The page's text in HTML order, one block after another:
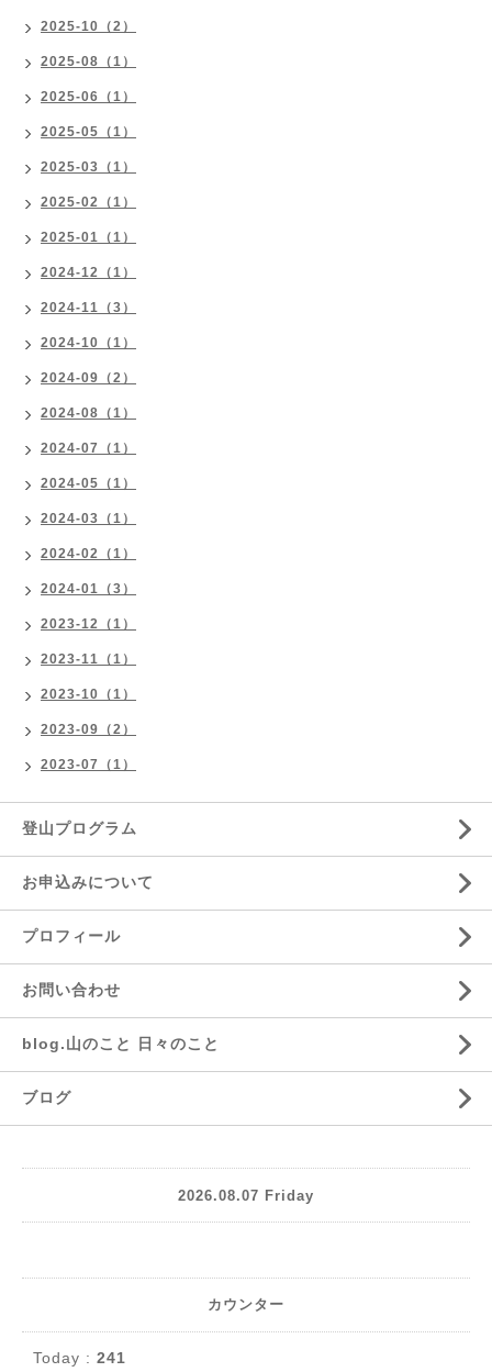
2025-10（2）
2025-08（1）
2025-06（1）
2025-05（1）
2025-03（1）
2025-02（1）
2025-01（1）
2024-12（1）
2024-11（3）
2024-10（1）
2024-09（2）
2024-08（1）
2024-07（1）
2024-05（1）
2024-03（1）
2024-02（1）
2024-01（3）
2023-12（1）
2023-11（1）
2023-10（1）
2023-09（2）
2023-07（1）
登山プログラム
お申込みについて
プロフィール
お問い合わせ
blog.山のこと 日々のこと
ブログ
2026.08.07 Friday
カウンター
Today : 241